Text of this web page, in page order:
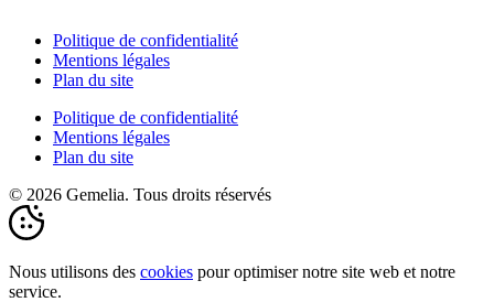
Politique de confidentialité
Mentions légales
Plan du site
Politique de confidentialité
Mentions légales
Plan du site
© 2026 Gemelia. Tous droits réservés
Nous utilisons des cookies pour optimiser notre site web et notre
service.